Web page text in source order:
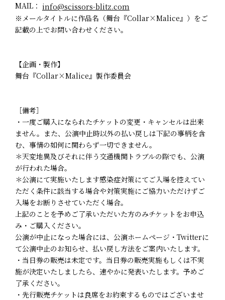
MAIL： info@scissors-blitz.com
※メールタイトルに作品名（舞台『Collar×Malice』）をご
記載の上でお問い合わせください。
【企画・製作】
舞台『Collar×Malice』製作委員会
［備考］
・一度ご購入になられたチケットの変更・キャンセルは出来
ません。また、公演中止時以外の払い戻しは下記の事柄を含
む、事情の如何に関わらず一切できません。
＊天変地異及びそれに伴う交通機関トラブルの際でも、公演
が行われた場合。
＊公演にて実施いたします感染症対策にてご入場を控えてい
ただく条件に該当する場合や対策実施にご協力いただけずご
入場をお断りさせていただく場合。
上記のことを予めご了承いただいた方のみチケットをお申込
み・ご購入ください。
公演が中止になった場合には、公演ホームページ・Twitterに
て公演中止のお知らせ、払い戻し方法をご案内いたします。
・当日券の販売は未定です。当日券の販売実施もしくは不実
施が決定いたしましたら、速やかに発表いたします。予めご
了承ください。
・先行販売チケットは良席をお約束するものではございませ